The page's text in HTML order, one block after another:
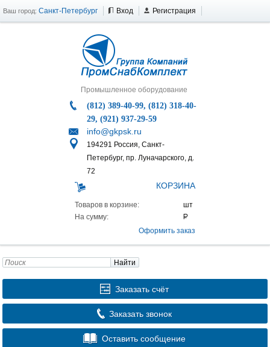
Ваш город: Санкт-Петербург Вход Регистрация
Промышленное оборудование
(812) 389-40-99, (812) 318-40-
29, (921) 937-29-59
info@gkpsk.ru
194291 Россия, Санкт-
Петербург, пр. Луначарского, д.
72
КОРЗИНА
Товаров в корзине:
На сумму:
Оформить заказ
Найти
Заказать счёт
Заказать звонок
Оставить сообщение